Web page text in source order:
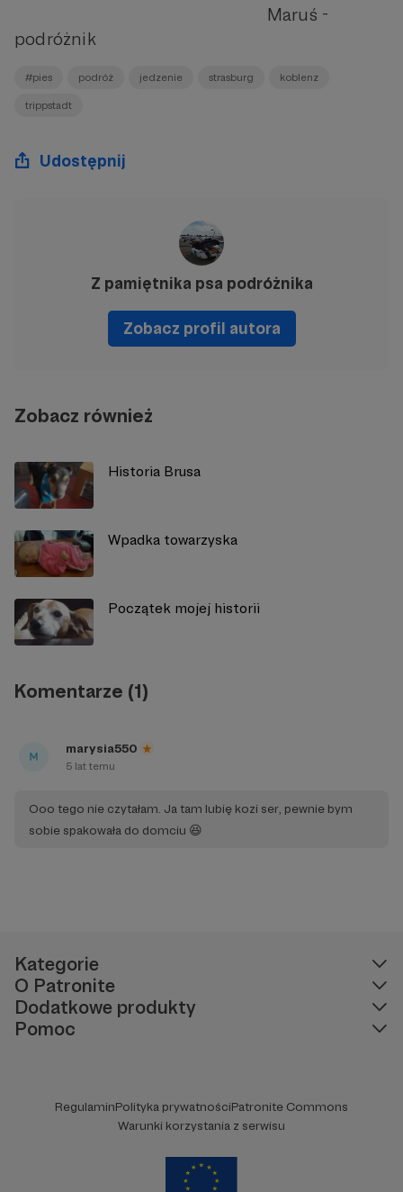
Maruś -
podróżnik
#pies podróż jedzenie strasburg koblenz
trippstadt
Udostępnij
Z pamiętnika psa podróżnika
Zobacz profil autora
Zobacz również
Historia Brusa
Wpadka towarzyska
Początek mojej historii
Komentarze (1)
marysia550
5 lat temu
Ooo tego nie czytałam. Ja tam lubię kozi ser, pewnie bym
sobie spakowała do domciu 😆
Kategorie
O Patronite
Dodatkowe produkty
Pomoc
RegulaminPolityka prywatnościPatronite Commons
Warunki korzystania z serwisu